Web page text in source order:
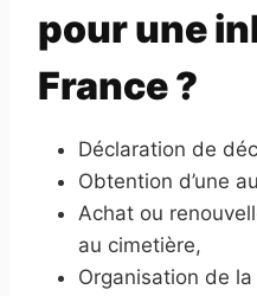
pour une
France ?
Déclaration de
Obtention d’une
Achat ou
au cimetière,
Organisation de